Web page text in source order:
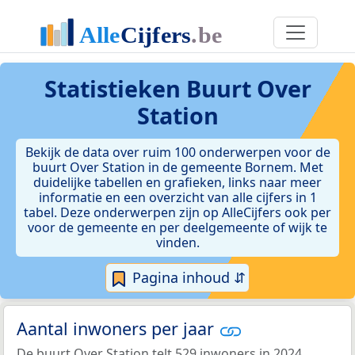
Statistieken Buurt Over
Station
Bekijk de data over ruim 100 onderwerpen voor de
buurt Over Station in de gemeente Bornem. Met
duidelijke tabellen en grafieken, links naar meer
informatie en een overzicht van alle cijfers in 1
tabel. Deze onderwerpen zijn op AlleCijfers ook per
voor de gemeente en per deelgemeente of wijk te
vinden.
Pagina inhoud ⇵
Aantal inwoners per jaar